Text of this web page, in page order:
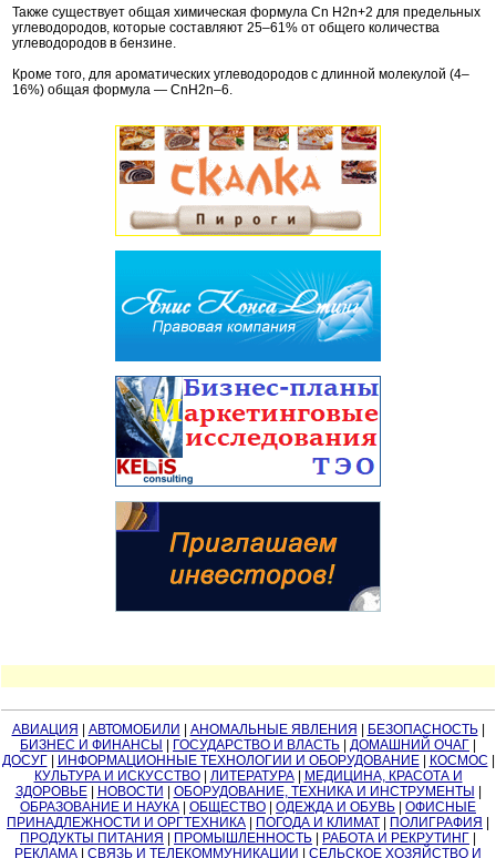
Также существует общая химическая формула Cn H2n+2 для предельных
углеводородов, которые составляют 25–61% от общего количества
углеводородов в бензине.
Кроме того, для ароматических углеводородов с длинной молекулой (4–
16%) общая формула — СnН2n–6.
АВИАЦИЯ АВТОМОБИЛИ АНОМАЛЬНЫЕ ЯВЛЕНИЯ БЕЗОПАСНОСТЬ|
БИЗНЕС И ФИНАНСЫ
ГОСУДАРСТВО И ВЛАСТЬ ДОМАШНИЙ ОЧАГ
ДОСУГ| ИНФОРМАЦИОННЫЕ ТЕХНОЛОГИИ И ОБОРУДОВАНИЕ| КОСМОС
КУЛЬТУРА И ИСКУССТВО| ЛИТЕРАТУРА|
МЕДИЦИНА, КРАСОТА И
ЗДОРОВЬЕ| НОВОСТИ ОБОРУДОВАНИЕ, ТЕХНИКА И ИНСТРУМЕНТЫ
ОБРАЗОВАНИЕ И НАУКА
ОБЩЕСТВО ОДЕЖДА И ОБУВЬ
ОФИСНЫЕ
ПРИНАДЛЕЖНОСТИ И ОРГТЕХНИКА
ПОГОДА И КЛИМАТ ПОЛИГРАФИЯ
ПРОДУКТЫ ПИТАНИЯ
ПРОМЫШЛЕННОСТЬ РАБОТА И РЕКРУТИНГ
РЕКЛАМА
СВЯЗЬ И ТЕЛЕКОММУНИКАЦИИ СЕЛЬСКОЕ ХОЗЯЙСТВО И